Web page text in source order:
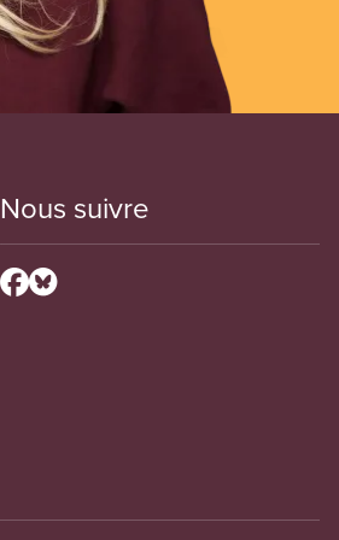
Nous suivre